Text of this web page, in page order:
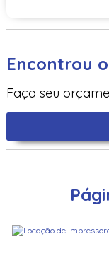
Encontrou
Faça seu